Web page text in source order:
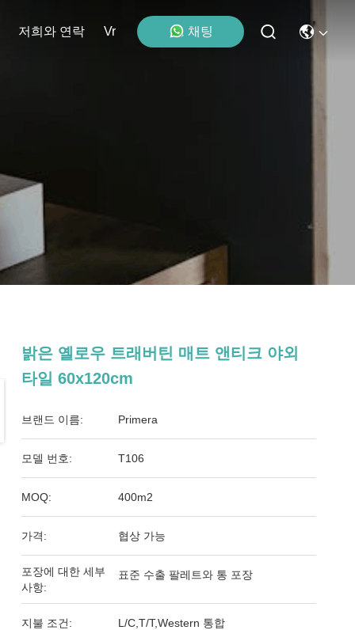
저희와 연락 Vr 채팅
밝은 옐로우 트래버틴 매트 앤티크 야외
타일 60x120cm
브랜드 이름: Primera
모델 번호: T106
MOQ: 400m2
가격: 협상 가능
포장에 대한 세부
사항:
표준 수출 팔레트와 통 포장
지불 조건: L/C,T/T,Western 통합